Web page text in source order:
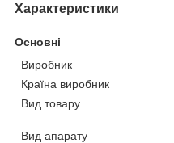
Характеристики
Основні
Виробник
Країна виробник
Вид товару
Вид апарату